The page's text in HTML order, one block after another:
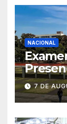
NACIONAL
horario
7 DE